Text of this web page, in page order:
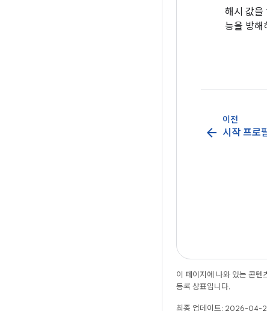
해시 값을
능을 방해
이전
arrow_back 시작 프로
이 페이지에 나와 있는 콘텐
등록 상표입니다.
최종 업데이트: 2026-04-